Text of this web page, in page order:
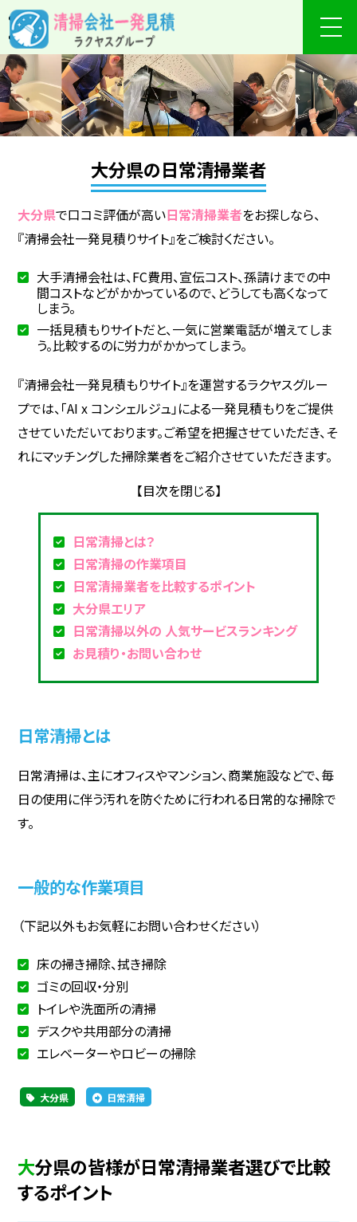
大分県の日常清掃業者
大分県で口コミ評価が高い日常清掃業者をお探しなら、
『清掃会社一発見積りサイト』をご検討ください。
大手清掃会社は、FC費用、宣伝コスト、孫請けまでの中
間コストなどがかかっているので、どうしても高くなって
しまう。
一括見積もりサイトだと、一気に営業電話が増えてしま
う。比較するのに労力がかかってしまう。
『清掃会社一発見積もりサイト』を運営するラクヤスグルー
プでは、「AI x コンシェルジュ」による一発見積もりをご提供
させていただいております。ご希望を把握させていただき、そ
れにマッチングした掃除業者をご紹介させていただきます。
日常清掃とは？
日常清掃の作業項目
日常清掃業者を比較するポイント
大分県エリア
日常清掃以外の 人気サービスランキング
お見積り・お問い合わせ
日常清掃とは
日常清掃は、主にオフィスやマンション、商業施設などで、毎
日の使用に伴う汚れを防ぐために行われる日常的な掃除で
す。
一般的な作業項目
（下記以外もお気軽にお問い合わせください）
床の掃き掃除、拭き掃除
ゴミの回収・分別
トイレや洗面所の清掃
デスクや共用部分の清掃
エレベーターやロビーの掃除
大分県 日常清掃
大分県の皆様が日常清掃業者選びで比較
するポイント